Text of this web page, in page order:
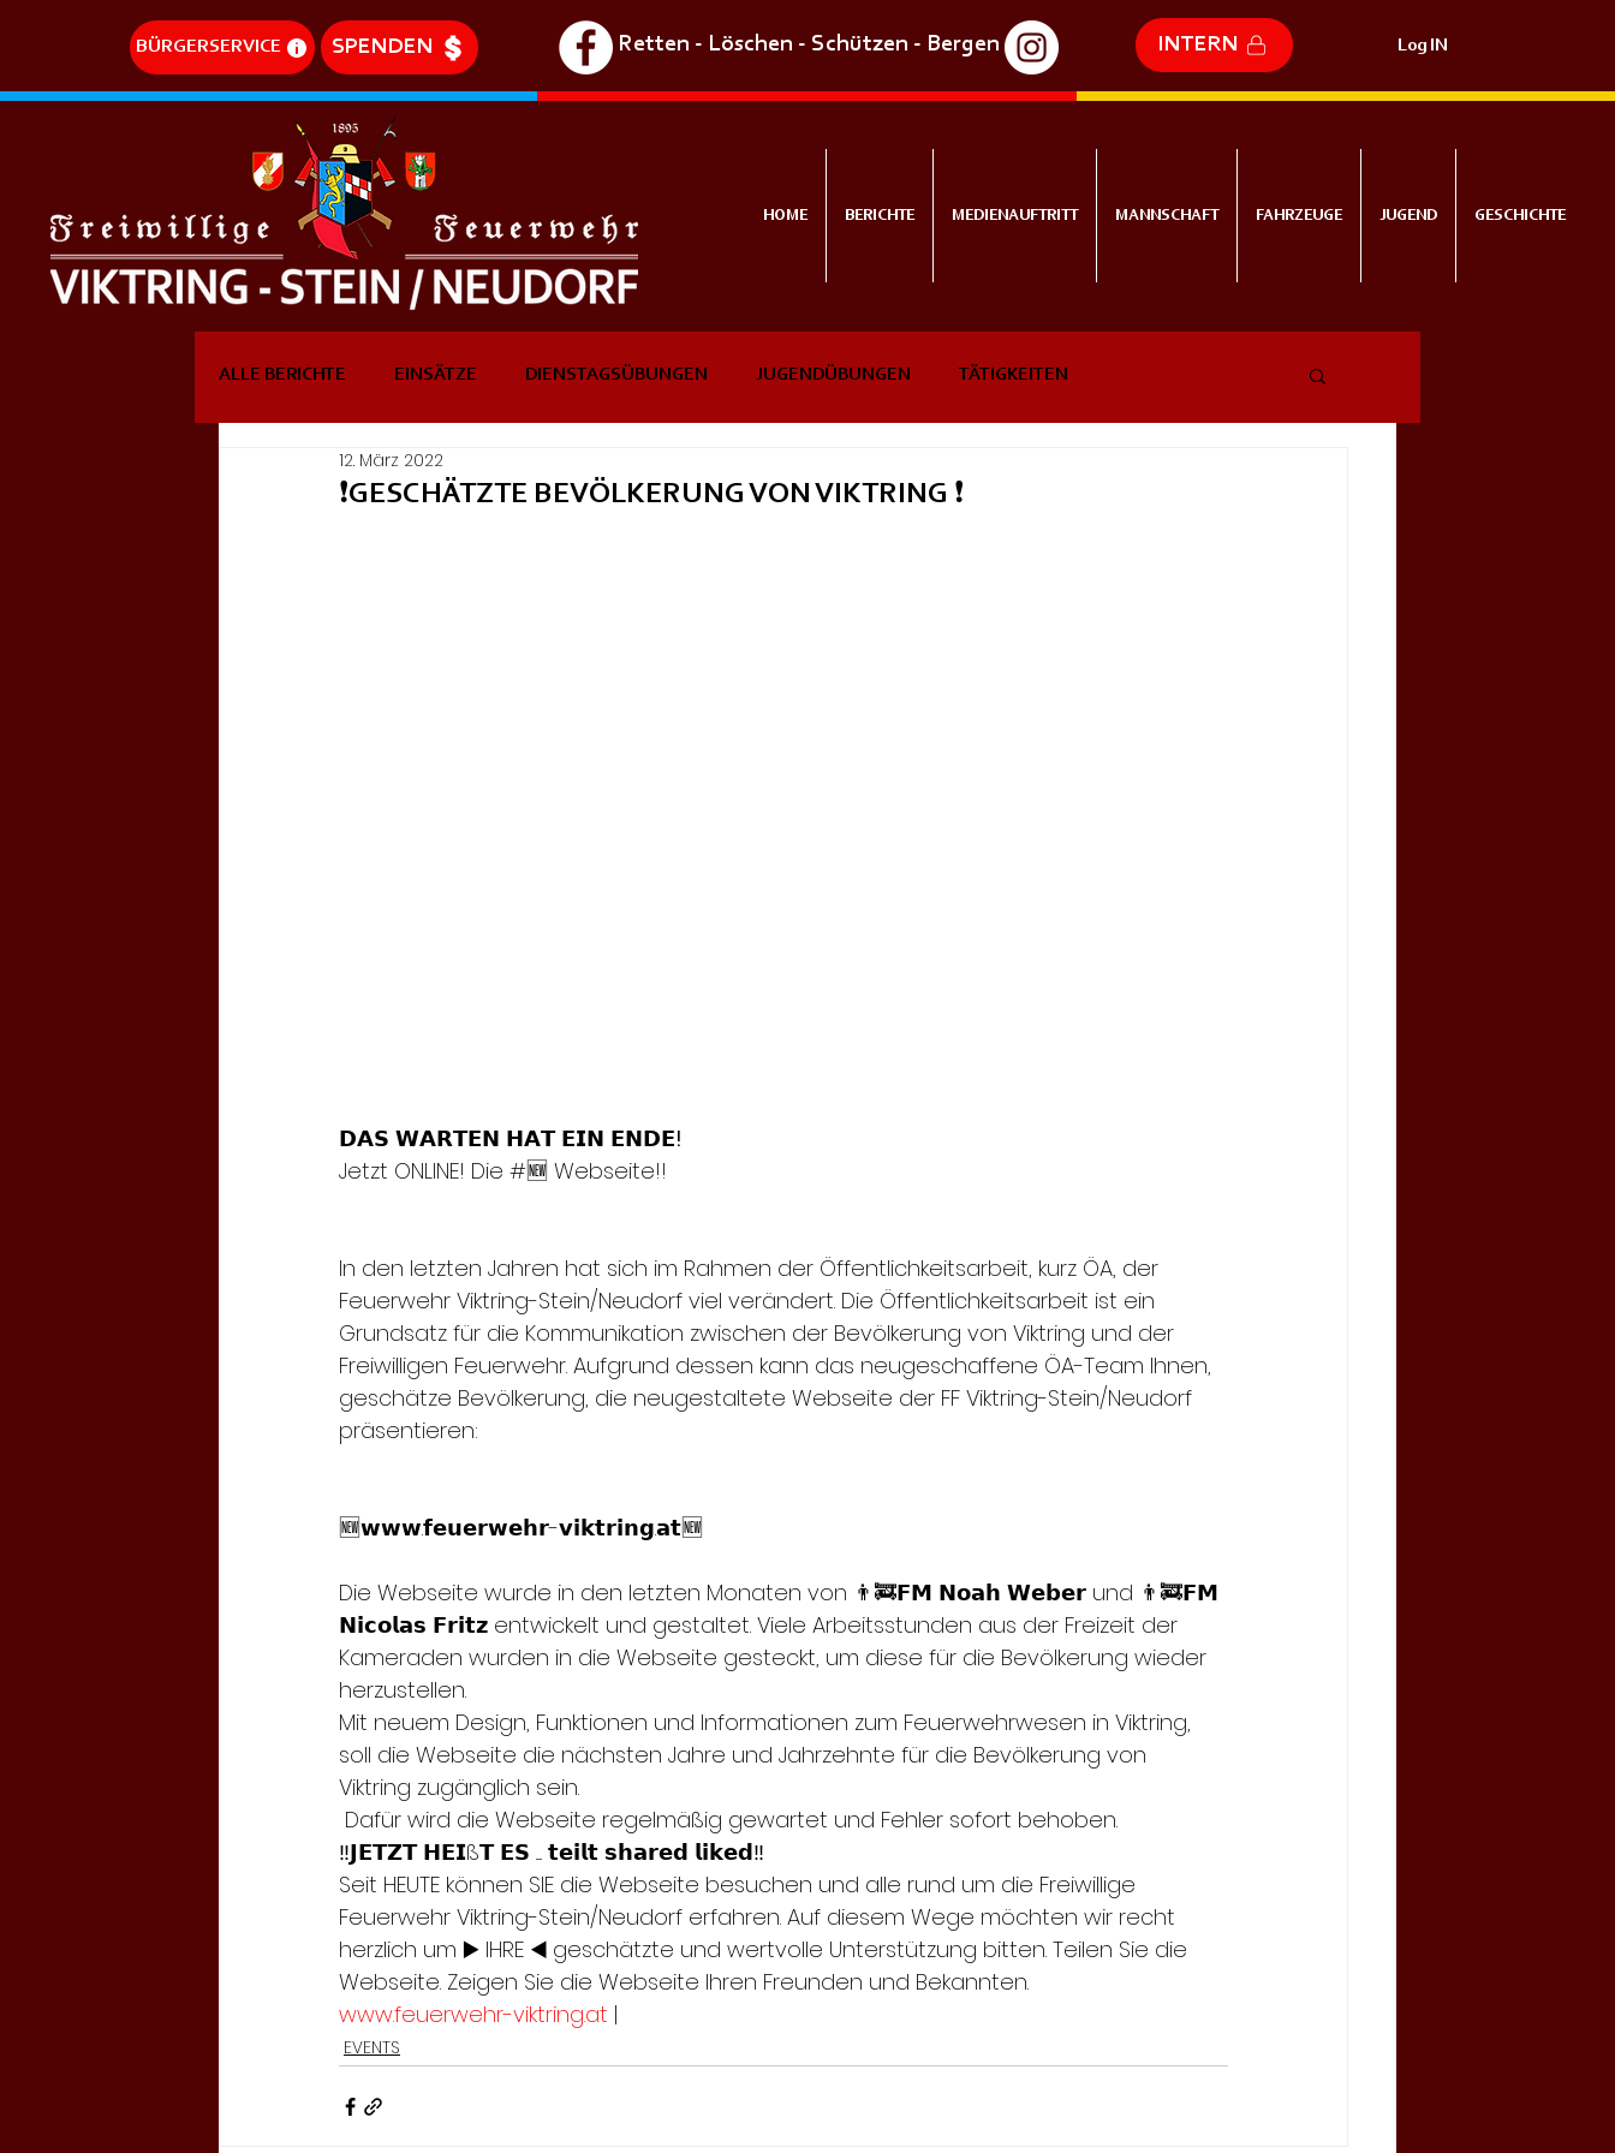
BÜRGERSERVICE SPENDEN Retten - Löschen - Schützen - Bergen INTERN Log IN
ALLE BERICHTE EINSÄTZE DIENSTAGSÜBUNGEN JUGENDÜBUNGEN TÄTIGKEITEN
DREHLEITEREINSÄTZE
❗GESCHÄTZTE BEVÖLKERUNG VON VIKTRING ❗
12. März 2022
𝗗𝗔𝗦 𝗪𝗔𝗥𝗧𝗘𝗡 𝗛𝗔𝗧 𝗘𝗜𝗡 𝗘𝗡𝗗𝗘!
Jetzt ONLINE! Die #🆕 Webseite!!
In den letzten Jahren hat sich im Rahmen der Öffentlichkeitsarbeit, kurz ÖA, der
Feuerwehr Viktring-Stein/Neudorf viel verändert. Die Öffentlichkeitsarbeit ist ein
Grundsatz für die Kommunikation zwischen der Bevölkerung von Viktring und der
Freiwilligen Feuerwehr. Aufgrund dessen kann das neugeschaffene ÖA-Team Ihnen,
geschätze Bevölkerung, die neugestaltete Webseite der FF Viktring-Stein/Neudorf
präsentieren:
🆕𝘄𝘄𝘄.𝗳𝗲𝘂𝗲𝗿𝘄𝗲𝗵𝗿-𝘃𝗶𝗸𝘁𝗿𝗶𝗻𝗴.𝗮𝘁🆕
Die Webseite wurde in den letzten Monaten von 👨‍🚒𝗙𝗠 𝗡𝗼𝗮𝗵 𝗪𝗲𝗯𝗲𝗿 und 👨‍🚒𝗙𝗠
𝗡𝗶𝗰𝗼𝗹𝗮𝘀 𝗙𝗿𝗶𝘁𝘇 entwickelt und gestaltet. Viele Arbeitsstunden aus der Freizeit der
Kameraden wurden in die Webseite gesteckt, um diese für die Bevölkerung wieder
herzustellen.
Mit neuem Design, Funktionen und Informationen zum Feuerwehrwesen in Viktring,
soll die Webseite die nächsten Jahre und Jahrzehnte für die Bevölkerung von
Viktring zugänglich sein.
Dafür wird die Webseite regelmäßig gewartet und Fehler sofort behoben.
‼️𝗝𝗘𝗧𝗭𝗧 𝗛𝗘𝗜ß𝗧 𝗘𝗦 ..... 𝘁𝗲𝗶𝗹𝘁 𝘀𝗵𝗮𝗿𝗲𝗱 𝗹𝗶𝗸𝗲𝗱‼️
Seit HEUTE können SIE die Webseite besuchen und alle rund um die Freiwillige
Feuerwehr Viktring-Stein/Neudorf erfahren. Auf diesem Wege möchten wir recht
herzlich um ▶️ IHRE ◀️ geschätzte und wertvolle Unterstützung bitten. Teilen Sie die
Webseite. Zeigen Sie die Webseite Ihren Freunden und Bekannten.
www.feuerwehr-viktring.at |
EVENTS
HOME BERICHTE MEDIENAUFTRITT MANNSCHAFT FAHRZEUGE JUGEND GESCHICHTE